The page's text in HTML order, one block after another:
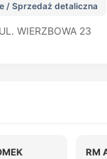
/ Sprzedaż detaliczna
WIERZBOWA 23
RM